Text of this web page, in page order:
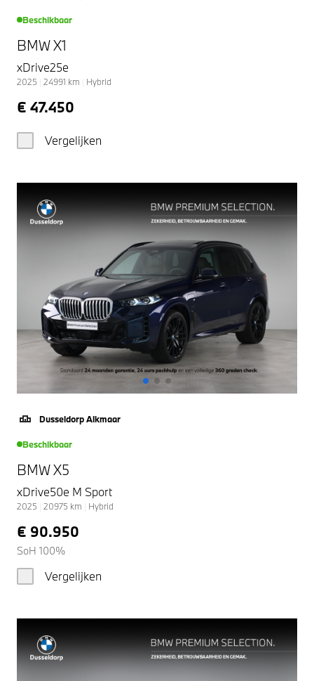
Beschikbaar
BMW X1
xDrive25e
2025 24991 km Hybrid
€ 47.450
Vergelijken
Dusseldorp Alkmaar
Beschikbaar
BMW X5
xDrive50e M Sport
2025 20975 km Hybrid
€ 90.950
SoH 100%
Vergelijken